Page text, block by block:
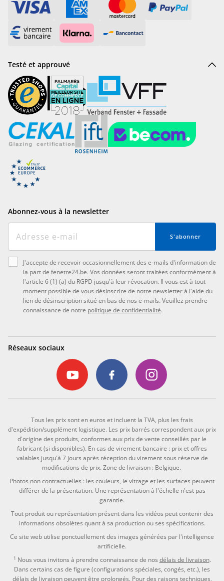
Testé et approuvé
Abonnez-vous à la newsletter
S'abonner
J'accepte de recevoir occasionnellement des e-mails d'information de
la part de fenetre24.be. Vos données seront traitées conformément à
l'article 6 (1) (a) du RGPD jusqu'à leur révocation. Il vous est à tout
moment possible de vous désinscrire de notre newsletter à l'aide du
lien de désinscription situé en bas de nos e-mails. Veuillez prendre
connaissance de notre politique de confidentialité.
Réseaux sociaux
Tous les prix sont en euros et incluent la TVA, plus les frais
d'expédition/supplément logistique. Les prix barrés correspondent aux prix
d'origine des produits, conformes aux prix de vente conseillés par le
fabricant (si disponibles). En cas de virement bancaire : prix et offres
valables jusqu'à 7 jours après réception du virement sous réserve de
modifications de prix. Zone de livraison : Belgique.
Photos non contractuelles : les couleurs, le vitrage et les surfaces peuvent
différer de la présentation. Une représentation à l'échelle n'est pas
garantie.
Tout produit ou représentation présent dans les vidéos peut contenir des
informations obsolètes quant à sa production ou ses spécifications.
Ce site web utilise ponctuellement des images générées par l'intelligence
artificielle.
1 Nous vous invitons à prendre connaissance de nos délais de livraison.
Dans certains cas de figure (configurations spéciales, congés, etc.), les
délais de livraison peuvent être prolongés. Pour des raisons techniques,